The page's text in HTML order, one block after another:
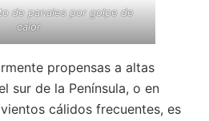
de panales por golpe de
calor.
propensas a altas
sur de la Península, o en
cálidos frecuentes, es